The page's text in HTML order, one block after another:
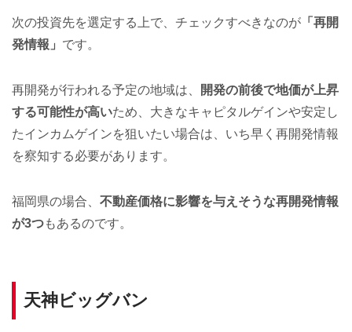
次の投資先を選定する上で、チェックすべきなのが 「再開
発情報」 です。
再開発が行われる予定の地域は、
開発の前後で地価が上昇
する可能性が高いため、大きなキャピタルゲインや安定し
たインカムゲインを狙いたい場合は、いち早く再開発情報
を察知する必要があります。
福岡県の場合、 不動産価格に影響を与えそうな再開発情報
が3つもあるのです。
天神ビッグバン